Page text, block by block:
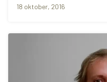
18 oktober, 2016